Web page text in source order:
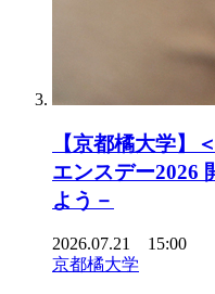
【京都橘大学】
エンスデー2026
よう－
2026.07.21 15:00
京都橘大学